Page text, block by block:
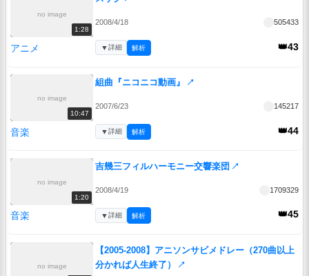
no image
1:28
2008/4/18 505433
アニメ 👑43
▼詳細 解析
no image
10:47
組曲『ニコニコ動画』 ↗
2007/6/23 145217
音楽 👑44
▼詳細 解析
no image
1:20
吉幾三フィルハーモニー交響楽団 ↗
2008/4/19 1709329
音楽 👑45
▼詳細 解析
no image
【2005-2008】アニソンサビメドレー（270曲以上
分かれば人生終了）
↗